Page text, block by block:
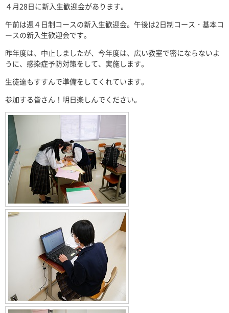
４月28日に新入生歓迎会があります。
午前は週４日制コースの新入生歓迎会。午後は2日制コース・基本コ
ースの新入生歓迎会です。
昨年度は、中止しましたが、今年度は、広い教室で密にならないよ
うに、感染症予防対策をして、実施します。
生徒達もすすんで準備をしてくれています。
参加する皆さん！明日楽しんでください。